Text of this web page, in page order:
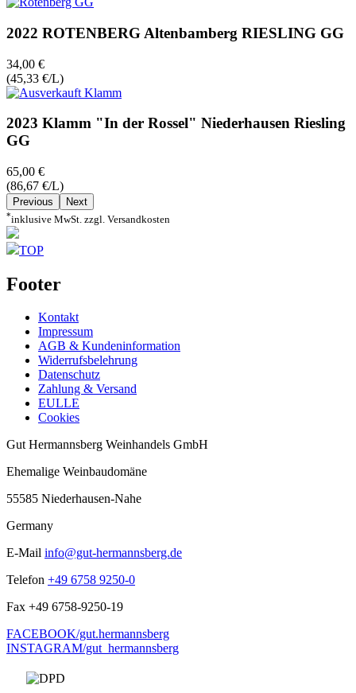
2022 ROTENBERG Altenbamberg RIESLING GG
34,00 €
(45,33 €/L)
2023 Klamm "In der Rossel" Niederhausen Riesling
GG
65,00 €
(86,67 €/L)
Previous Next
*inklusive MwSt. zzgl. Versandkosten
TOP
Footer
Kontakt
Impressum
AGB & Kundeninformation
Widerrufsbelehrung
Datenschutz
Zahlung & Versand
EULLE
Cookies
Gut Hermannsberg Weinhandels GmbH
Ehemalige Weinbaudomäne
55585 Niederhausen-Nahe
Germany
E-Mail info@gut-hermannsberg.de
Telefon +49 6758 9250-0
Fax +49 6758-9250-19
FACEBOOK/gut.hermannsberg
INSTAGRAM/gut_hermannsberg